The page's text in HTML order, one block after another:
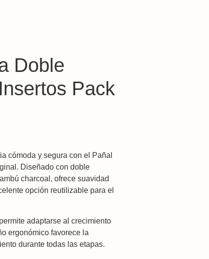
Doble
Pack
is: $1,102.00.
cómoda y segura con el Pañal
Diseñado con doble
charcoal, ofrece suavidad
opción reutilizable para el
adaptarse al crecimiento
ergonómico favorece la
durante todas las etapas.